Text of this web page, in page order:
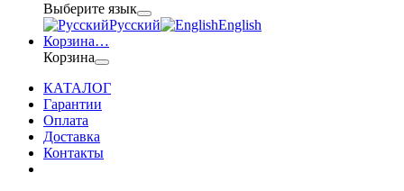
Выберите язык
Русский
English
Корзина…
Корзина
КАТАЛОГ
Гарантии
Оплата
Доставка
Контакты